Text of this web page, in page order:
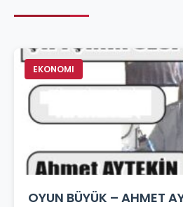
EKONOMI
OYUN BÜYÜK – AHMET